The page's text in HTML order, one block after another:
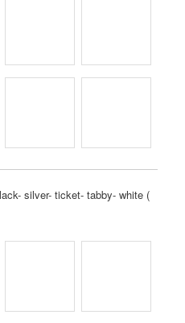
silver- ticket- tabby- white (